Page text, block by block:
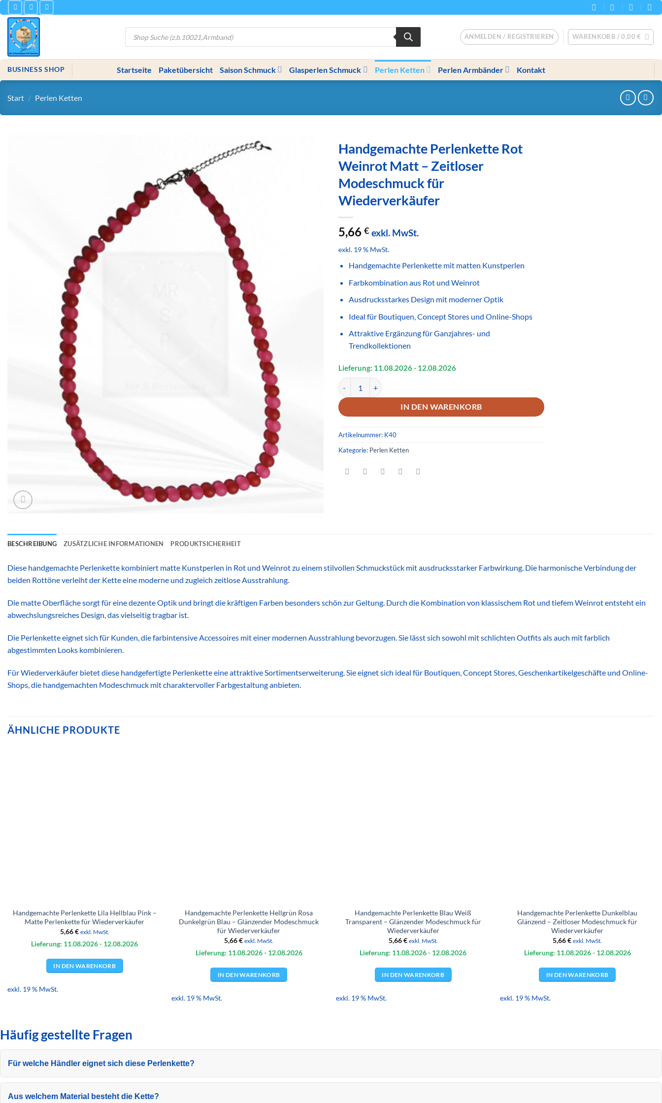
Zum
Inhalt
springen
Products
search
ANMELDEN / REGISTRIEREN WARENKORB /0,00€
BUSINESS SHOP Startseite Paketübersicht Saison Schmuck Glasperlen Schmuck Perlen Ketten Perlen Armbänder Kontakt
Start / Perlen Ketten
Handgemachte Perlenkette Rot
Weinrot Matt – Zeitloser
Modeschmuck für
Wiederverkäufer
5,66 € exkl. MwSt.
exkl. 19 % MwSt.
Handgemachte Perlenkette mit matten Kunstperlen
Farbkombination aus Rot und Weinrot
Ausdrucksstarkes Design mit moderner Optik
Ideal für Boutiquen, Concept Stores und Online-Shops
Attraktive Ergänzung für Ganzjahres- und
Trendkollektionen
Lieferung: 11.08.2026- 12.08.2026
Handgemachte Perlenkette Rot Weinrot Matt – Zeitloser Modeschmuck für Wiederverkäufer Menge
IN DEN WARENKORB
Artikelnummer: K40
Kategorie: Perlen Ketten
BESCHREIBUNG ZUSÄTZLICHE INFORMATIONEN PRODUKTSICHERHEIT
Diese handgemachte Perlenkette kombiniert matte Kunstperlen in Rot und Weinrot zu einem stilvollen Schmuckstück mit ausdrucksstarker Farbwirkung. Die harmonische Verbindung der
beiden Rottöne verleiht der Kette eine moderne und zugleich zeitlose Ausstrahlung.
Die matte Oberfläche sorgt für eine dezente Optik und bringt die kräftigen Farben besonders schön zur Geltung. Durch die Kombination von klassischem Rot und tiefem Weinrot entsteht ein
abwechslungsreiches Design, das vielseitig tragbar ist.
Die Perlenkette eignet sich für Kunden, die farbintensive Accessoires mit einer modernen Ausstrahlung bevorzugen. Sie lässt sich sowohl mit schlichten Outfits als auch mit farblich
abgestimmten Looks kombinieren.
Für Wiederverkäufer bietet diese handgefertigte Perlenkette eine attraktive Sortimentserweiterung. Sie eignet sich ideal für Boutiquen, Concept Stores, Geschenkartikelgeschäfte und Online-
Shops, die handgemachten Modeschmuck mit charaktervoller Farbgestaltung anbieten.
ÄHNLICHE PRODUKTE
Handgemachte Perlenkette Lila Hellblau Pink –
Matte Perlenkette für Wiederverkäufer
5,66€ exkl. MwSt.
Lieferung: 11.08.2026- 12.08.2026
IN DEN WARENKORB
exkl. 19 % MwSt.
Handgemachte Perlenkette Hellgrün Rosa
Dunkelgrün Blau – Glänzender Modeschmuck
für Wiederverkäufer
5,66€ exkl. MwSt.
Lieferung: 11.08.2026- 12.08.2026
IN DEN WARENKORB
exkl. 19 % MwSt.
Handgemachte Perlenkette Blau Weiß
Transparent – Glänzender Modeschmuck für
Wiederverkäufer
5,66€ exkl. MwSt.
Lieferung: 11.08.2026- 12.08.2026
IN DEN WARENKORB
exkl. 19 % MwSt.
Handgemachte Perlenkette Dunkelblau
Glänzend – Zeitloser Modeschmuck für
Wiederverkäufer
5,66€ exkl. MwSt.
Lieferung: 11.08.2026- 12.08.2026
IN DEN WARENKORB
exkl. 19 % MwSt.
Häufig gestellte Fragen
Für welche Händler eignet sich diese Perlenkette?
Aus welchem Material besteht die Kette?